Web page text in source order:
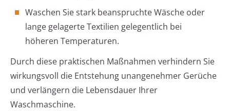
Waschen Sie stark beanspruchte Wäsche oder
lange gelagerte Textilien gelegentlich bei
höheren Temperaturen.
Durch diese praktischen Maßnahmen verhindern Sie
wirkungsvoll die Entstehung unangenehmer Gerüche
und verlängern die Lebensdauer Ihrer
Waschmaschine.